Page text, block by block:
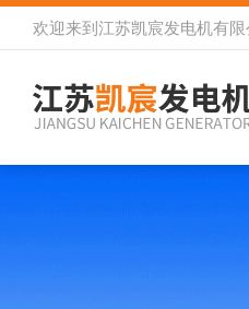
欢迎来到 江苏凯宸发电机有限